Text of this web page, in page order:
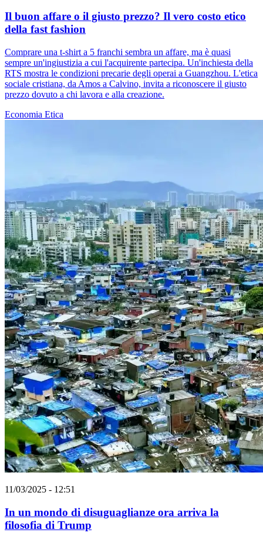
Il buon affare o il giusto prezzo? Il vero costo etico
della fast fashion
Comprare una t-shirt a 5 franchi sembra un affare, ma è quasi
sempre un'ingiustizia a cui l'acquirente partecipa. Un'inchiesta della
RTS mostra le condizioni precarie degli operai a Guangzhou. L'etica
sociale cristiana, da Amos a Calvino, invita a riconoscere il giusto
prezzo dovuto a chi lavora e alla creazione.
Economia Etica
11/03/2025 - 12:51
In un mondo di disuguaglianze ora arriva la
filosofia di Trump